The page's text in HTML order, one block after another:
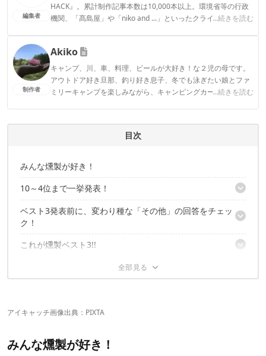
編集者
HACK』。累計制作記事本数は10,000本以上。環境省等の行政
機関、「髙島屋」や「niko and ...」といったクライアントとの
...続きを読む
CAMP HACK編集部のプロフィール
制作者
Akiko
キャンプ、川、車、料理、ビールが大好き！な２児の母です。
アウトドア好き旦那、釣り好き息子、冬でも泳ぎたい娘とファ
ミリーキャンプを楽しみながら、キャンピングカー購入を計画
...続きを読む
目次
みんな燻製が好き！
10～4位まで一挙発表！
第10位「たらこ」379票
第8位「ソーセージ」505票
第7位「ポテトチップス」606票
ベスト3発表前に、変わり種な「その他」の回答をチェッ
ク！
マヨネーズ
これが燻製ベスト3!!
燻製、やっぱり美味しい！
アイキャッチ画像出典：PIXTA
みんな燻製が好き！